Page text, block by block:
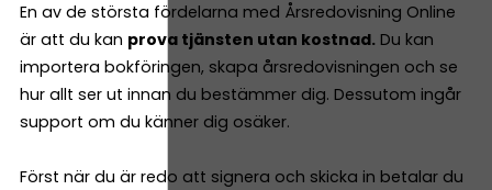
En av de största fördelarna med Årsredovisning Online
är att du kan prova tjänsten utan kostnad. Du kan
importera bokföringen, skapa årsredovisningen och se
hur allt ser ut innan du bestämmer dig. Dessutom ingår
support om du känner dig osäker.
Först när du är redo att signera och skicka in betalar du